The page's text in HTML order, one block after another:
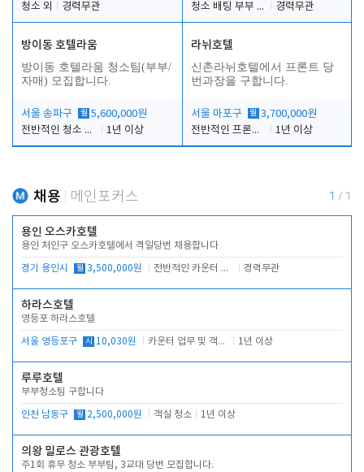
청소 외
경력무관
청소 배팅 부부 구합니다
경력무관
방이동 호텔라움
방이동 호텔라움 청소팀(부부/
자매) 모집합니다.
서울 송파구 월 5,600,000원
전반적인 청소 업무(객실청소.객실정리)
1년 이상
라뉘호텔
신촌라뉘호텔에서 프론트 당
번과장을 구합니다.
서울 마포구 월 3,700,000원
전반적인 프론트 당번업무
1년 이상
채용 메인포커스 1 / 1
용인 오스카호텔
용인 처인구 오스카호텔에서 격일당번 채용합니다
경기 용인시 월 3,500,000원 전반적인 카운터 업무 경력무관
하라스호텔
영등포 하라스호텔
서울 영등포구 시 10,030원 카운터 업무 및 객실관리(청소상태 확인, 객실판매) 1년 이상
루루호텔
부부청소팀 구합니다
인천 남동구 월 2,500,000원 객실 청소 1년 이상
의왕 밀로스 관광호텔
주1회 휴무 청소 부부팀, 3교대 당번 모집합니다.